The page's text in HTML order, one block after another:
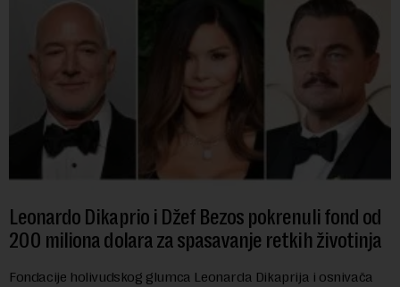
Leonardo Dikaprio i Džef Bezos pokrenuli fond od
200 miliona dolara za spasavanje retkih životinja
Fondacije holivudskog glumca Leonarda Dikaprija i osnivača